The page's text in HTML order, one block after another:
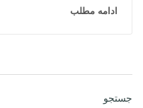
ادامه مطلب
جستجو